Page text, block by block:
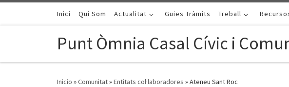
Saltar al contenido
Inici Qui Som Actualitat Guies Tràmits Treball
Punt Òmnia Casal Cívic i
Inicio »Comunitat»Entitats col·laboradores »Ateneu Sant Roc